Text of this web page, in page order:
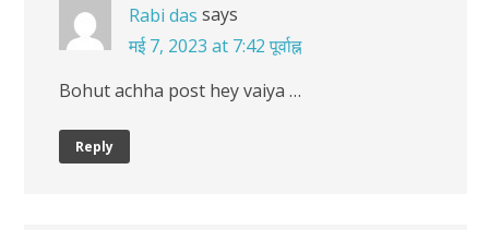
Rabi das says
मई 7, 2023 at 7:42 पूर्वाह्न
Bohut achha post hey vaiya …
Reply